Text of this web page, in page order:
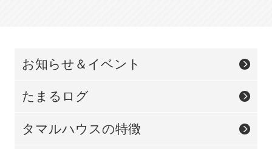
お知らせ＆イベント
たまるログ
タマルハウスの特徴